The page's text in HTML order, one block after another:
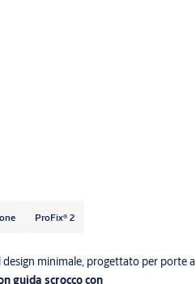
ProFix® 2
minimale, progettato per porte a
guida scrocco con